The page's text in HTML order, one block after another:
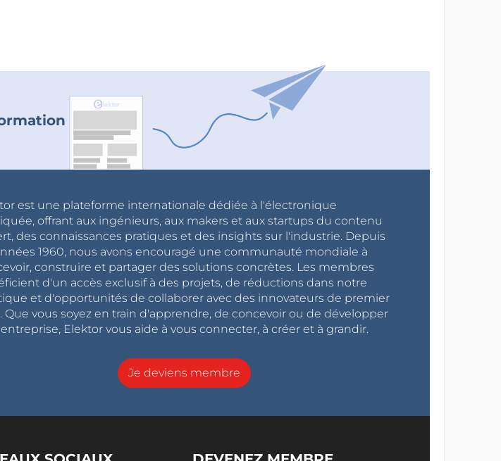
est une plateforme internationale dédiée à l'électronique
offrant aux ingénieurs, aux makers et aux startups du contenu
des connaissances pratiques et des insights sur l'industrie. Depuis
1960, nous avons encouragé une communauté mondiale à
construire et partager des solutions concrètes. Les membres
d'un accès exclusif à des projets, de réductions dans notre
et d'opportunités de collaborer avec des innovateurs de premier
Que vous soyez en train d'apprendre, de concevoir ou de développer
Elektor vous aide à vous connecter, à créer et à grandir.
Je deviens membre